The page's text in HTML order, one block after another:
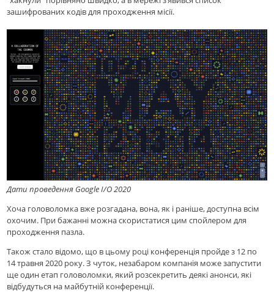
зашифрованих кодів для проходження місії.
Дати проведення Google I/O 2020
Хоча головоломка вже розгадана, вона, як і раніше, доступна всім
охочим. При бажанні можна скористатися цим спойлером для
проходження пазла.
Також стало відомо, що в цьому році конференція пройде з 12 по
14 травня 2020 року. З чуток, незабаром компанія може запустити
ще один етап головоломки, який розсекретить деякі анонси, які
відбудуться на майбутній конференції.